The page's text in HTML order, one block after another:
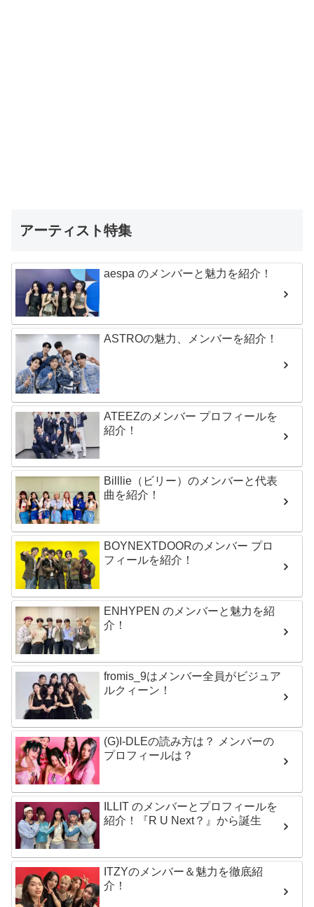
アーティスト特集
aespa のメンバーと魅力を紹介！
ASTROの魅力、メンバーを紹介！
ATEEZのメンバー プロフィールを
紹介！
Billlie（ビリー）のメンバーと代表
曲を紹介！
BOYNEXTDOORのメンバー プロ
フィールを紹介！
ENHYPEN のメンバーと魅力を紹
介！
fromis_9はメンバー全員がビジュア
ルクィーン！
(G)I-DLEの読み方は？ メンバーの
プロフィールは？
ILLIT のメンバーとプロフィールを
紹介！『R U Next？』から誕生
ITZYのメンバー＆魅力を徹底紹
介！